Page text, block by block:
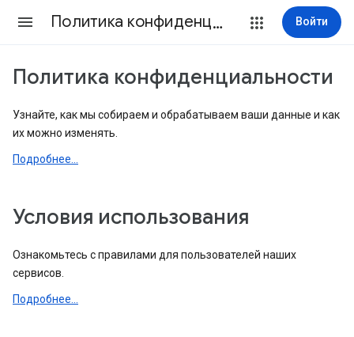
Политика конфиденциальности и Условия использования Войти
Политика конфиденциальности
Узнайте, как мы собираем и обрабатываем ваши данные и как
их можно изменять.
Подробнее...
Условия использования
Ознакомьтесь с правилами для пользователей наших
сервисов.
Подробнее...